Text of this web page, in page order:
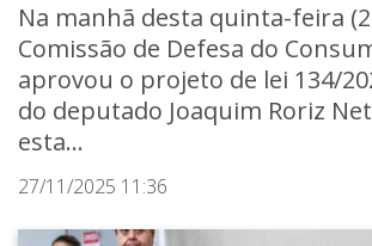
Na manhã desta quinta-feira
Comissão de Defesa do
aprovou o projeto de lei 134/
do deputado Joaquim Roriz
esta...
27/11/2025 11:36